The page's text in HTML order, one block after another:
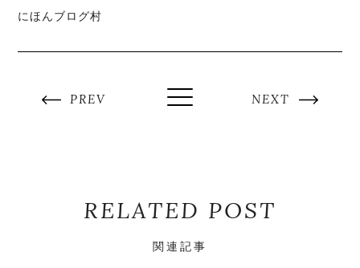
にほんブログ村
PREV NEXT
RELATED POST
関連記事